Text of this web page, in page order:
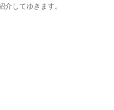
介してゆきます。